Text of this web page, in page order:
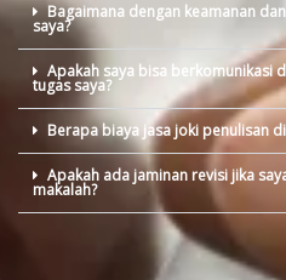
Bagaimana dengan keamanan
saya?
Apakah saya bisa berkomunikasi
tugas saya?
Berapa biaya jasa joki penulisan
Apakah ada jaminan revisi jika
makalah?